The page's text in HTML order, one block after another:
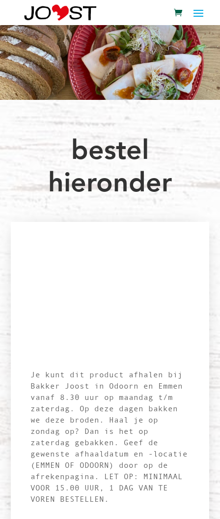
bestel
hieronder
Je kunt dit product afhalen bij
Bakker Joost in Odoorn en Emmen
vanaf 8.30 uur op maandag t/m
zaterdag. Op deze dagen bakken
we deze broden. Haal je op
zondag op? Dan is het op
zaterdag gebakken. Geef de
gewenste afhaaldatum en -locatie
(EMMEN OF ODOORN) door op de
afrekenpagina. LET OP: MINIMAAL
VOOR 15.00 UUR, 1 DAG VAN TE
VOREN BESTELLEN.